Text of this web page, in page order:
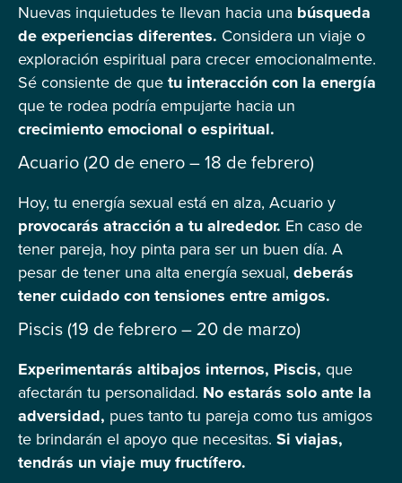
Nuevas inquietudes te llevan hacia una búsqueda
de experiencias diferentes. Considera un viaje o
exploración espiritual para crecer emocionalmente.
Sé consiente de que tu interacción con la energía
que te rodea podría empujarte hacia un
crecimiento emocional o espiritual.
Acuario (20 de enero – 18 de febrero)
Hoy, tu energía sexual está en alza, Acuario y
provocarás atracción a tu alrededor. En caso de
tener pareja, hoy pinta para ser un buen día. A
pesar de tener una alta energía sexual, deberás
tener cuidado con tensiones entre amigos.
Piscis (19 de febrero – 20 de marzo)
Experimentarás altibajos internos, Piscis, que
afectarán tu personalidad. No estarás solo ante la
adversidad, pues tanto tu pareja como tus amigos
te brindarán el apoyo que necesitas. Si viajas,
tendrás un viaje muy fructífero.